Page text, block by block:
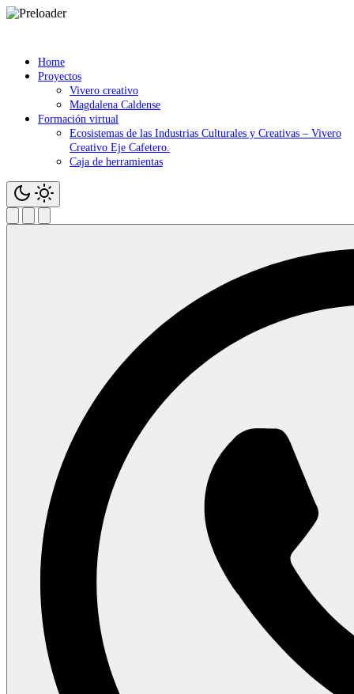
Home
Proyectos
Vivero creativo
Magdalena Caldense
Formación virtual
Ecosistemas de las Industrias Culturales y Creativas – Vivero
Creativo Eje Cafetero.
Caja de herramientas